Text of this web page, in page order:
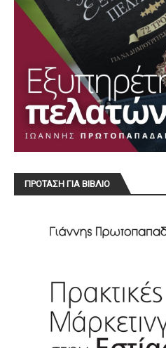
ΠΡΟΤΑΣΗ ΓΙΑ ΒΙΒΛΙΟ